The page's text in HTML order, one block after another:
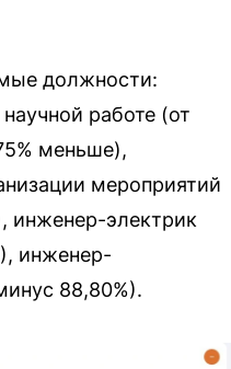
должности:
работе (от
меньше),
мероприятий
инженер-электрик
инженер-
88,80%).